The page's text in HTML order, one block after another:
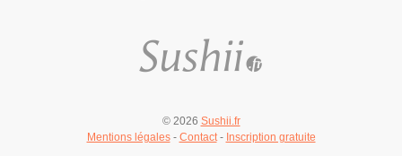
© 2026 Sushii.fr
Mentions légales- Contact- Inscription gratuite